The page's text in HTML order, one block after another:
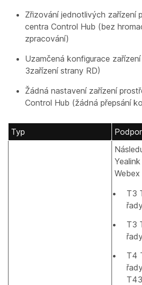
Zřizování jednotlivých zařízení
centra Control Hub (bez
zpracování)
Uzamčená konfigurace
3zařízení strany RD)
Žádná nastavení zařízení
Control Hub (žádná přepsání
Typ
Webex
T3
T3
T4